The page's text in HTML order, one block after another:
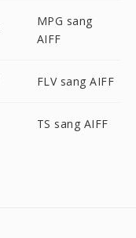
MPG sang
AIFF
FLV sang AIFF
TS sang AIFF